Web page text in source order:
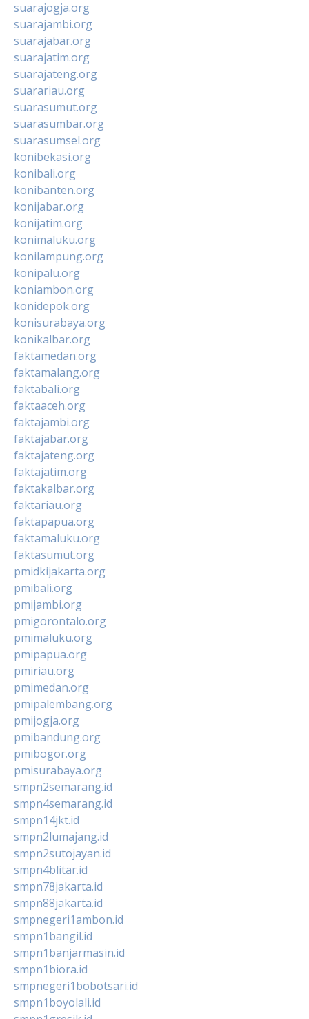
suarajogja.org
suarajambi.org
suarajabar.org
suarajatim.org
suarajateng.org
suarariau.org
suarasumut.org
suarasumbar.org
suarasumsel.org
konibekasi.org
konibali.org
konibanten.org
konijabar.org
konijatim.org
konimaluku.org
konilampung.org
konipalu.org
koniambon.org
konidepok.org
konisurabaya.org
konikalbar.org
faktamedan.org
faktamalang.org
faktabali.org
faktaaceh.org
faktajambi.org
faktajabar.org
faktajateng.org
faktajatim.org
faktakalbar.org
faktariau.org
faktapapua.org
faktamaluku.org
faktasumut.org
pmidkijakarta.org
pmibali.org
pmijambi.org
pmigorontalo.org
pmimaluku.org
pmipapua.org
pmiriau.org
pmimedan.org
pmipalembang.org
pmijogja.org
pmibandung.org
pmibogor.org
pmisurabaya.org
smpn2semarang.id
smpn4semarang.id
smpn14jkt.id
smpn2lumajang.id
smpn2sutojayan.id
smpn4blitar.id
smpn78jakarta.id
smpn88jakarta.id
smpnegeri1ambon.id
smpn1bangil.id
smpn1banjarmasin.id
smpn1biora.id
smpnegeri1bobotsari.id
smpn1boyolali.id